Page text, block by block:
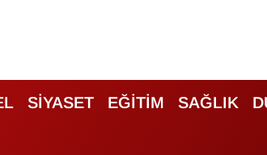
SİYASET EĞİTİM SAĞLIK